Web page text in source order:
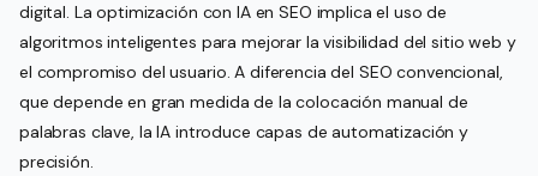
digital. La optimización con IA en SEO implica el uso de
algoritmos inteligentes para mejorar la visibilidad del sitio web y
el compromiso del usuario. A diferencia del SEO convencional,
que depende en gran medida de la colocación manual de
palabras clave, la IA introduce capas de automatización y
precisión.